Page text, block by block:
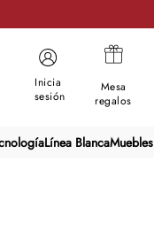
Inicia
sesión
Mesa
regalos
Línea BlancaMuebles